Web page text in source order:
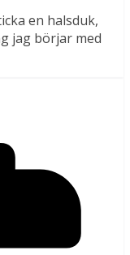
en halsduk,
jag börjar med